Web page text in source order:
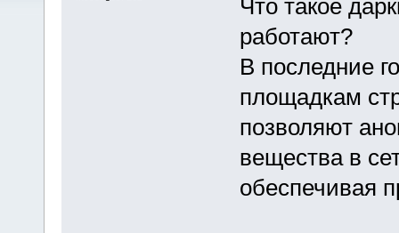
Что такое
работают?
В последние
площадкам
позволяют
вещества в
обеспечивая